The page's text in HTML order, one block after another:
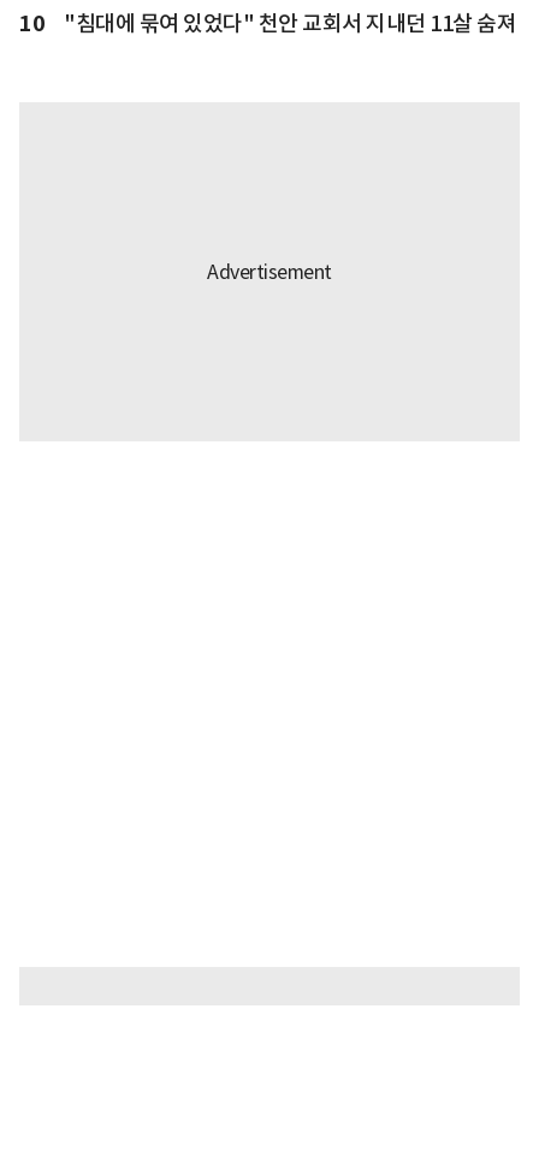
10 "침대에 묶여 있었다" 천안 교회서 지내던 11살 숨져